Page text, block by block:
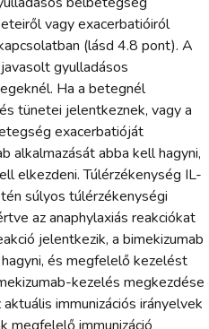
vagy exacerbatióiról
(lásd 4.8 pont). A
gyulladásos
Ha a betegnél
tünetei jelentkeznek, vagy a
exacerbatióját
alkalmazását abba kell hagyni,
elkezdeni. Túlérzékenység IL-
súlyos túlérzékenységi
az anaphylaxiás reakciókat
jelentkezik, a bimekizumab
és megfelelő kezelést
kezelés megkezdése
immunizációs irányelvek